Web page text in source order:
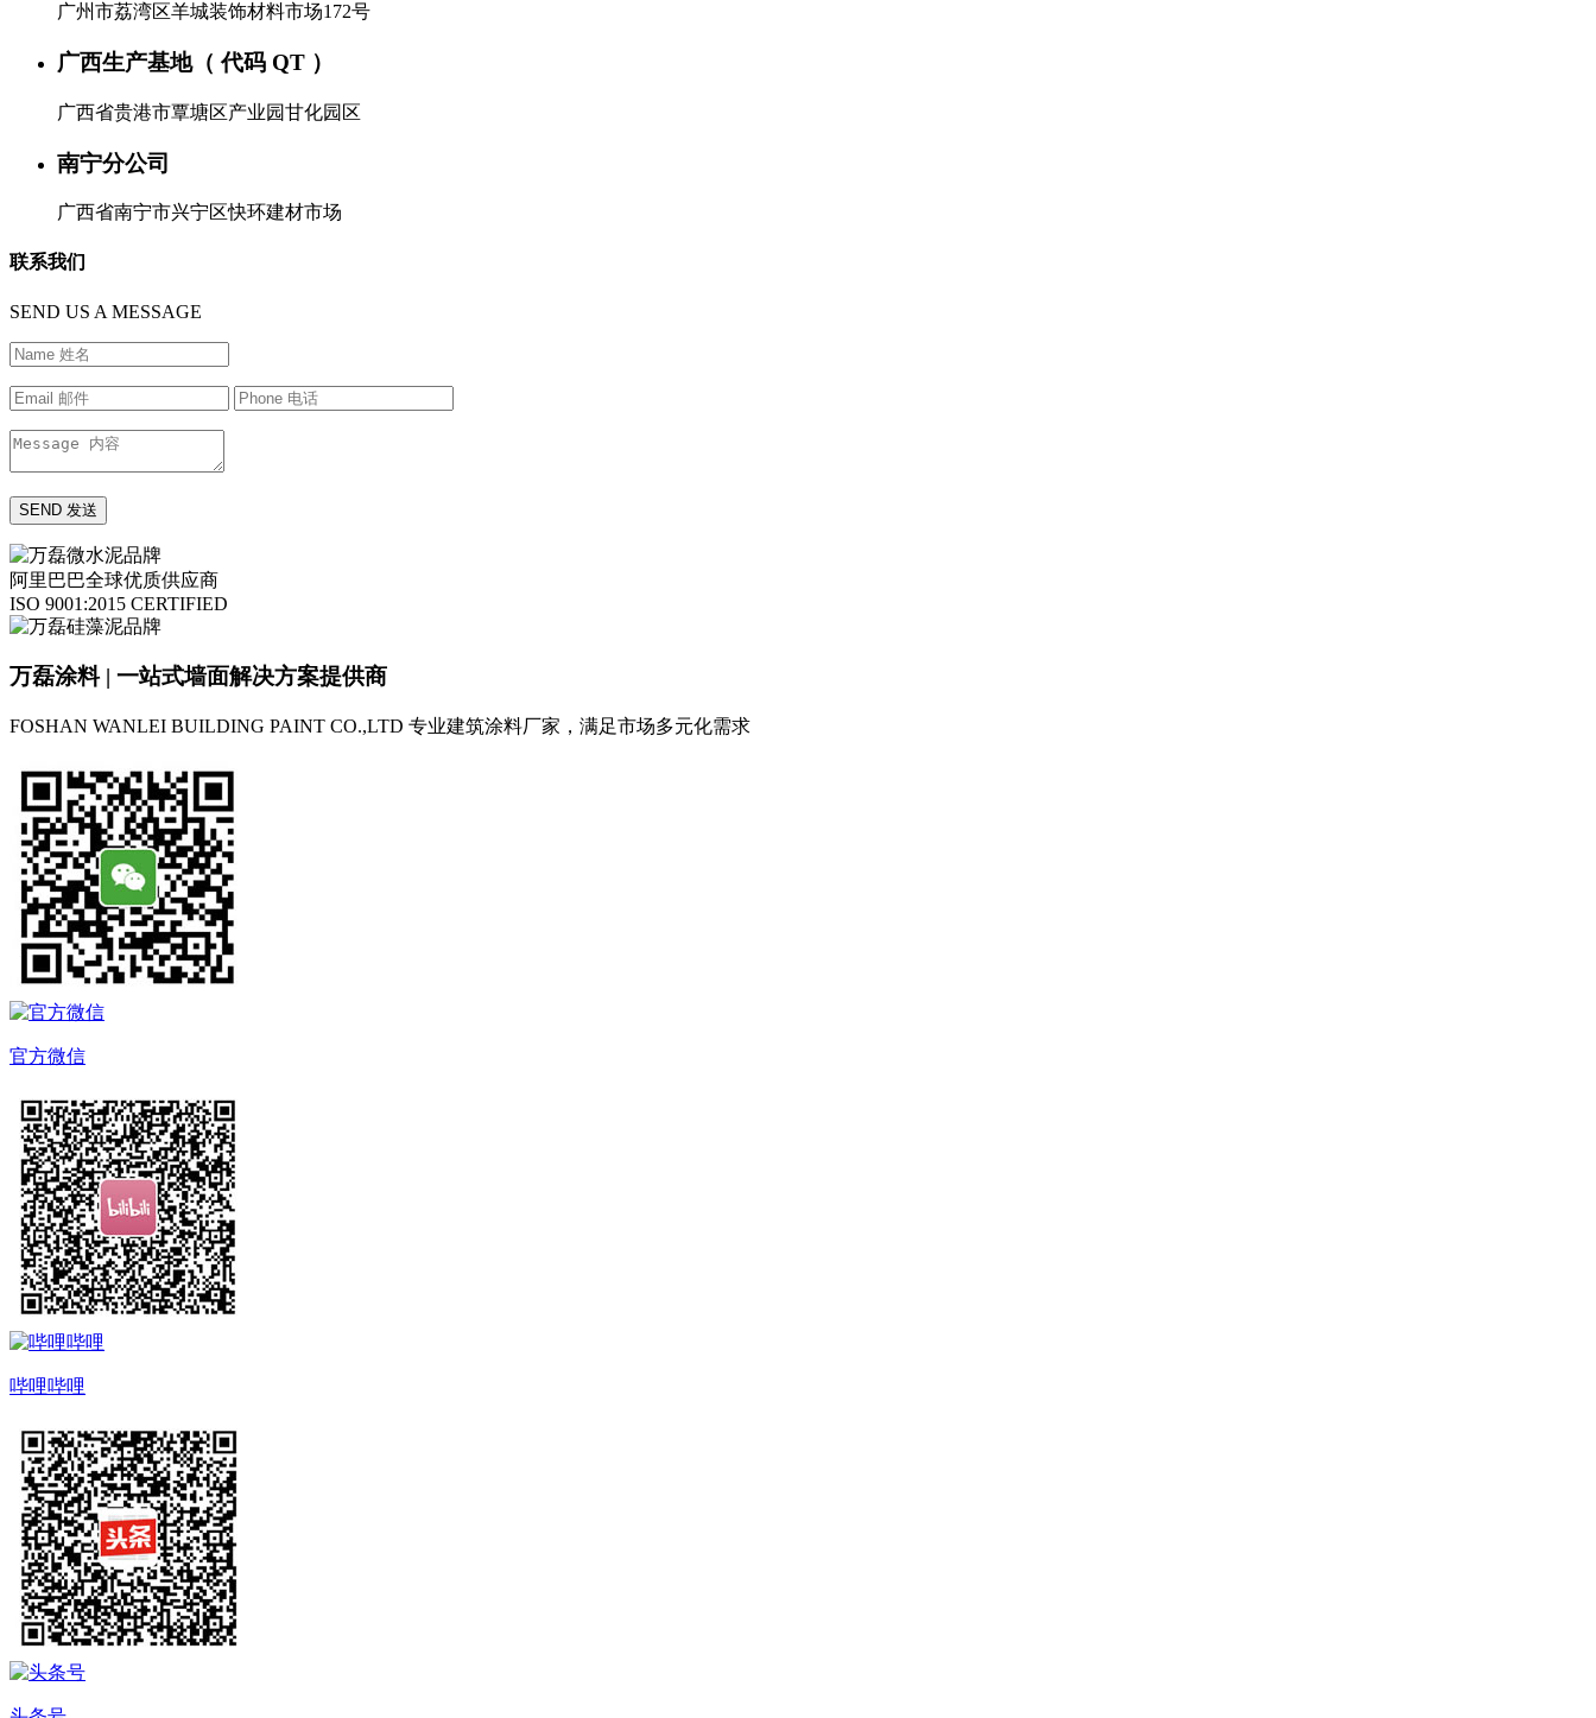
广州市荔湾区羊城装饰材料市场172号
广西生产基地（ 代码 QT ）
广西省贵港市覃塘区产业园甘化园区
南宁分公司
广西省南宁市兴宁区快环建材市场
联系我们
SEND US A MESSAGE
阿里巴巴全球优质供应商
ISO 9001:2015 CERTIFIED
万磊涂料 | 一站式墙面解决方案提供商
FOSHAN WANLEI BUILDING PAINT CO.,LTD 专业建筑涂料厂家，满足市场多元化需求
官方微信
哔哩哔哩